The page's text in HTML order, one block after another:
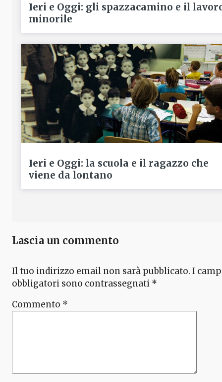
Ieri e Oggi: gli spazzacamino e il
minorile
Ieri e Oggi: la scuola e il ragazzo che
viene da lontano
Lascia un commento
Il tuo indirizzo email non sarà pubblicato. I
obbligatori sono contrassegnati *
Commento *